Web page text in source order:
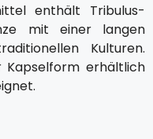
enthält Tribulus-
mit einer langen
Kulturen.
erhältlich